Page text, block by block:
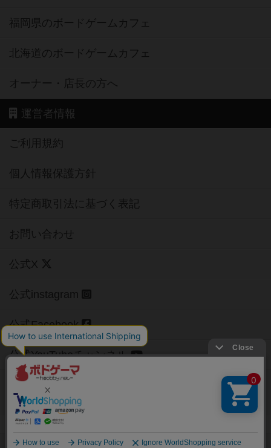
福岡県のボードゲームカフェ
北海道のボードゲームカフェ
オーナー・店長の方へ
運営者情報
ご利用規約
個人情報保護方針
特定商取引法に基づく表記
お問い合わせ
公式X
公式instagram
公式Facebook
公式YouTubeチャンネル